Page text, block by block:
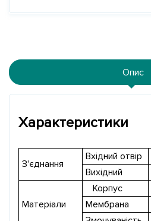
Опис
Характеристики
З'єднання
Вхідний отвір
Вихідний
Матеріали
Корпус
Мембрана